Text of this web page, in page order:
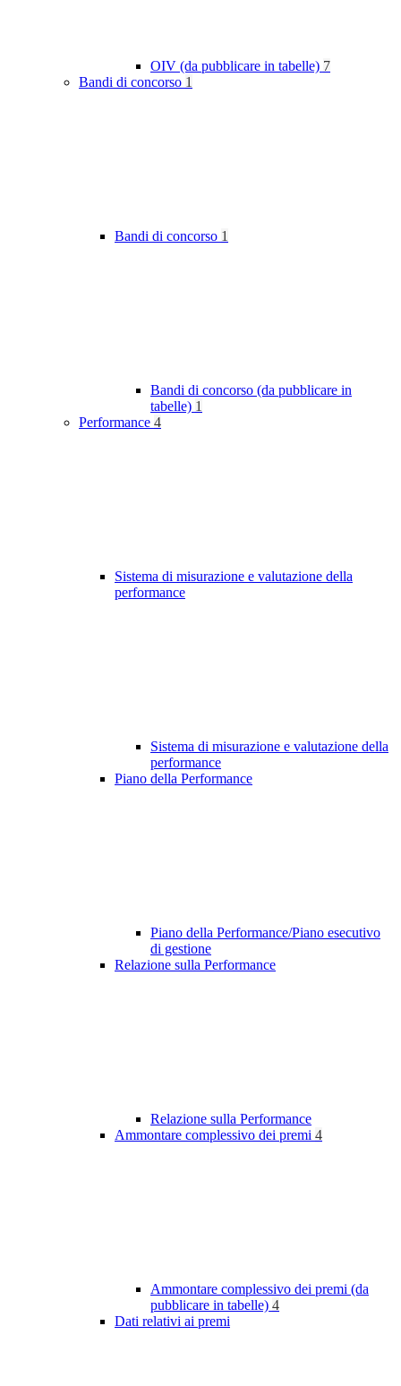
OIV (da pubblicare in tabelle) 7
Bandi di concorso 1
Bandi di concorso 1
Bandi di concorso (da pubblicare in
tabelle) 1
Performance 4
Sistema di misurazione e valutazione della
performance
Sistema di misurazione e valutazione della
performance
Piano della Performance
Piano della Performance/Piano esecutivo
di gestione
Relazione sulla Performance
Relazione sulla Performance
Ammontare complessivo dei premi 4
Ammontare complessivo dei premi (da
pubblicare in tabelle) 4
Dati relativi ai premi